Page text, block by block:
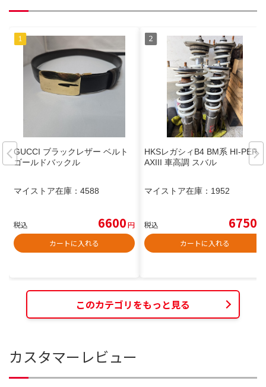
GUCCI ブラックレザー ベルト
ゴールドバックル
マイストア在庫： 4588
税込 6600円
カートに入れる
HKSレガシィB4 BM系 HI-PERM
AXIII 車高調 スバル
マイストア在庫： 1952
税込 6750
カートに入れる
このカテゴリをもっと見る
カスタマーレビュー